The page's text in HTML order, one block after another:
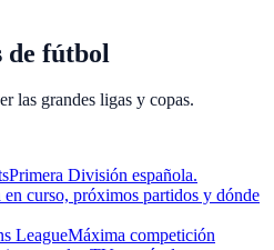
de fútbol
las grandes ligas y copas.
Primera División española.
curso, próximos partidos y dónde
LeagueMáxima competición